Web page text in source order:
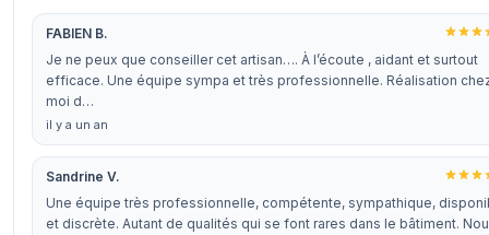
FABIEN B.
Je ne peux que conseiller cet artisan…. À l’écoute , aidant et surtout
efficace. Une équipe sympa et très professionnelle. Réalisation
moi d…
il y a un an
Sandrine V.
Une équipe très professionnelle, compétente, sympathique,
et discrète. Autant de qualités qui se font rares dans le bâtiment.